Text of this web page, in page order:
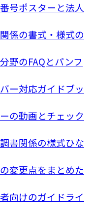
号ポスターと法人
係の書式・様式の
野のFAQとパンフ
ー対応ガイドブッ
の動画とチェック
書関係の様式ひな
変更点をまとめた
向けのガイドライ